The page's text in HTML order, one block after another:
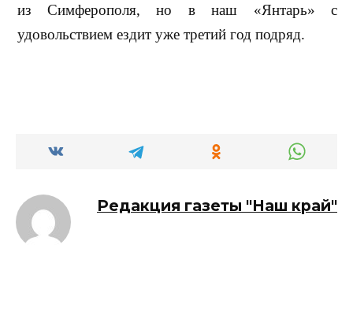
из Симферополя, но в наш «Янтарь» с
удовольствием ездит уже третий год подряд.
Редакция газеты "Наш край"